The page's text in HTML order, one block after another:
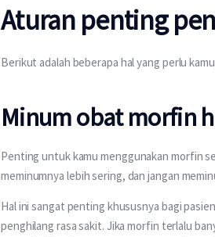
Aturan penting
Berikut adalah beberapa hal yang perlu
Minum obat morfin
Penting untuk kamu menggunakan morfin
meminumnya lebih sering, dan jangan
Hal ini sangat penting khususnya bagi
penghilang rasa sakit. Jika morfin terlalu